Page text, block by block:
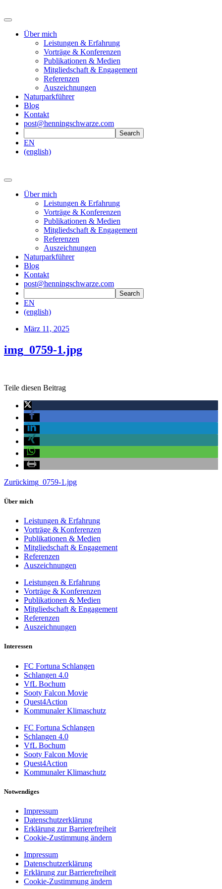
Über mich
Leistungen & Erfahrung
Vorträge & Konferenzen
Publikationen & Medien
Mitgliedschaft & Engagement
Referenzen
Auszeichnungen
Naturparkführer
Blog
Kontakt
post@henningschwarze.com
EN
(english)
Über mich
Leistungen & Erfahrung
Vorträge & Konferenzen
Publikationen & Medien
Mitgliedschaft & Engagement
Referenzen
Auszeichnungen
Naturparkführer
Blog
Kontakt
post@henningschwarze.com
EN
(english)
März 11, 2025
img_0759-1.jpg
Teile diesen Beitrag
Zurückimg_0759-1.jpg
Über mich
Leistungen & Erfahrung
Vorträge & Konferenzen
Publikationen & Medien
Mitgliedschaft & Engagement
Referenzen
Auszeichnungen
Leistungen & Erfahrung
Vorträge & Konferenzen
Publikationen & Medien
Mitgliedschaft & Engagement
Referenzen
Auszeichnungen
Interessen
FC Fortuna Schlangen
Schlangen 4.0
VfL Bochum
Sooty Falcon Movie
Quest4Action
Kommunaler Klimaschutz
FC Fortuna Schlangen
Schlangen 4.0
VfL Bochum
Sooty Falcon Movie
Quest4Action
Kommunaler Klimaschutz
Notwendiges
Impressum
Datenschutzerklärung
Erklärung zur Barrierefreiheit
Cookie-Zustimmung ändern
Impressum
Datenschutzerklärung
Erklärung zur Barrierefreiheit
Cookie-Zustimmung ändern